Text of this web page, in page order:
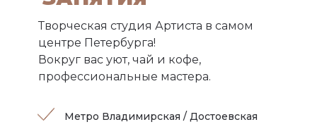
Метро Владимирская / Достоевская
Творческая студия Артиста в самом
центре Петербурга!
Вокруг вас уют, чай и кофе,
профессиональные мастера.